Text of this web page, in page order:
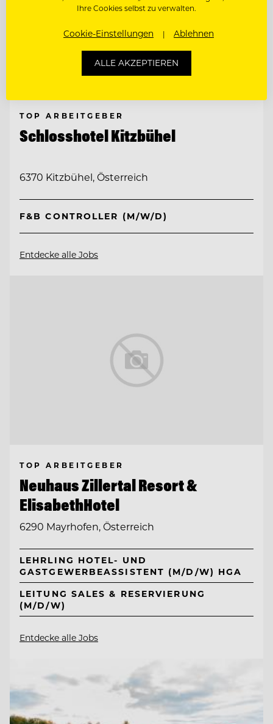
TOP ARBEITGEBER
Schlosshotel Kitzbühel
6370 Kitzbühel, Österreich
F&B CONTROLLER (M/W/D)
Entdecke alle Jobs
TOP ARBEITGEBER
Neuhaus Zillertal Resort &
ElisabethHotel
6290 Mayrhofen, Österreich
LEHRLING HOTEL- UND
GASTGEWERBEASSISTENT (M/D/W) HGA
LEITUNG SALES & RESERVIERUNG
(M/D/W)
Entdecke alle Jobs
Ihre Cookies selbst zu verwalten.
Cookie-Einstellungen Ablehnen
ALLE AKZEPTIEREN